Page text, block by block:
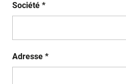
Société *
Adresse *